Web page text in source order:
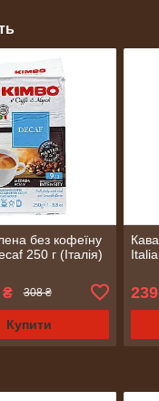
без кофеїну
250 г (Італія)
308 ₴
Купити